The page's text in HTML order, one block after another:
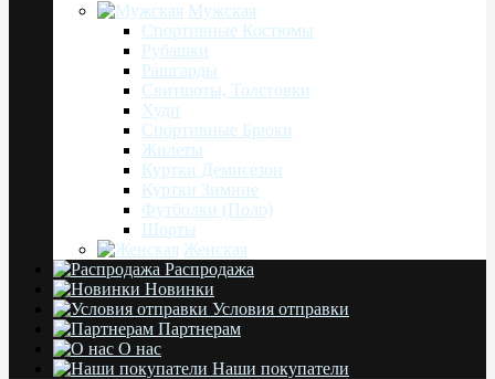
Мужская
Спортивные Костюмы
Рубашки
Рашгарды
Свитшоты, Толстовки
Худи
Спортивные Брюки
Жилеты
Куртки Демисезон
Куртки Зимние
Футболки (Поло)
Шорты
Женская
Распродажа
Новинки
Условия отправки
Партнерам
О нас
Наши покупатели